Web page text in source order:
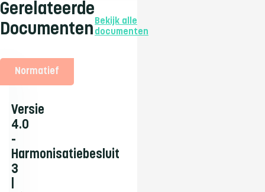
Gerelateerde
Documenten Bekijk alle
documenten
Normatief
Versie
4.0
-
Harmonisatiebesluit
3